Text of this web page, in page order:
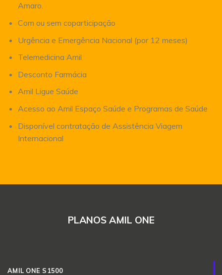
Amaro.
Com ou sem coparticipação
Urgência e Emergência Nacional (por 12 meses)
Telemedicina Amil
Desconto Farmácia
Amil Ligue Saúde
Acesso ao Amil Espaço Saúde e Programas de Saúde
Disponível contratação de Assistência Viagem
Internacional
PLANOS AMIL ONE
AMIL ONE S1500